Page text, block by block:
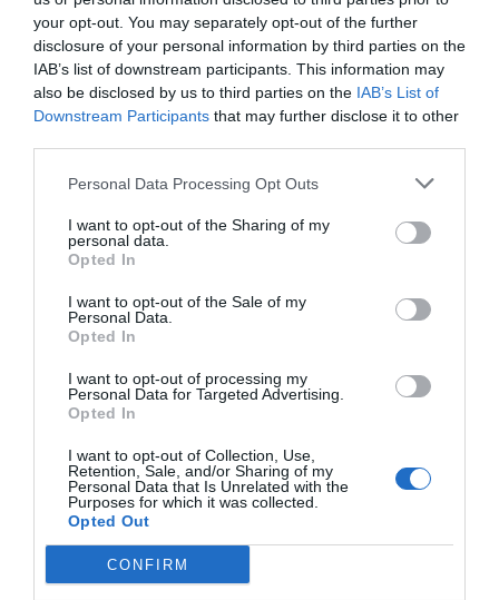
your opt-out. You may separately opt-out of the further
disclosure of your personal information by third parties on the
IAB’s list of downstream participants. This information may
also be disclosed by us to third parties on the IAB’s List of
Downstream Participants that may further disclose it to other
Personal Data Processing Opt Outs
I want to opt-out of the Sharing of my
personal data.
Opted In
I want to opt-out of the Sale of my
Personal Data.
Opted In
I want to opt-out of processing my
Personal Data for Targeted Advertising.
Opted In
I want to opt-out of Collection, Use,
Retention, Sale, and/or Sharing of my
Personal Data that Is Unrelated with the
Purposes for which it was collected.
Opted Out
CONFIRM